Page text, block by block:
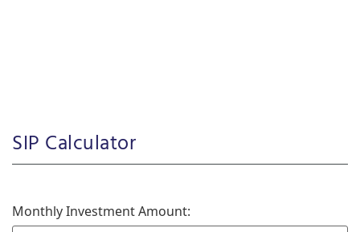
SIP Calculator
Monthly Investment Amount: